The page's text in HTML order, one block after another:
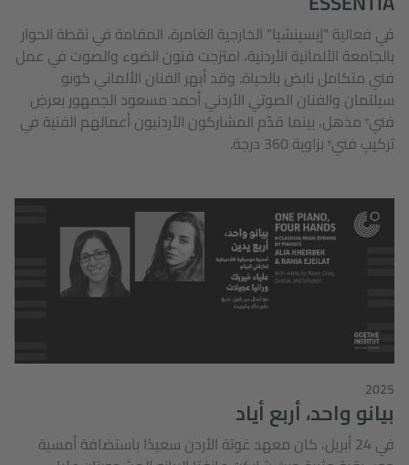
في فعالية "إيسينشيا" الخارجية الغامرة، المقامة في نقطة الحوار
بالجامعة الألمانية الأردنية، امتزجت فنون الضوء والصوت في عمل
فني متكامل نابض بالحياة. وقد أبهر الفنان الألماني كونو
سيلتمان والفنان الصوتي الأردني أحمد مسعود الجمهور بعرضٍ
فنيٍّ مذهل، بينما قدّم المشاركون الأردنيون أعمالهم الفنية في
تركيبٍ فنيٍّ بزاوية 360 درجة.
2025
بيانو واحد، أربع أياد
في 24 أبريل، كان معهد غوتة الأردن سعيدًا باستضافة أمسية